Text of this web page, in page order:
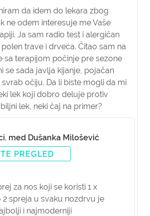
da idem do lekara zbog
ne odem interesuje me Vaše
Ja sam radio test i alergičan
trave i drveća. Čitao sam na
sa terapijom počinje pre sezone
se sada javlja kijanje, pojačan
svrab očiju. Da li biste mogli da mi
lek koji dobro deluje protiv
lek, neki čaj na primer?
med Dušanka Milošević
PREGLED
za nos koji se koristi 1 x
2 spreja u svaku nozdrvu je
i najmoderniji